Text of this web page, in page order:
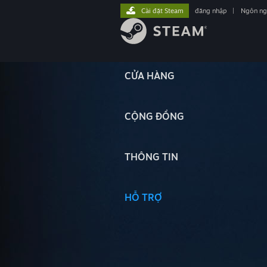
CỬA HÀNG
CỘNG ĐỒNG
THÔNG TIN
HỖ TRỢ
Cài đặt Steam đăng nhập Ngôn